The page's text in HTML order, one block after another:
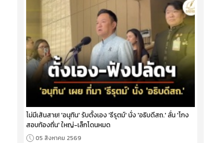
ไม่มีเส้นสาย! 'อนุทิน' รับตั้งเอง 'ธีรุตม์' นั่ง 'อธิบดีสถ.' ลั่น 'โกง
สอบท้องถิ่น' ใหญ่-เล็กโดนหมด
05 สิงหาคม 2569